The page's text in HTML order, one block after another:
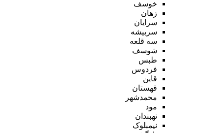
خوسف
زهان
سرایان
سربیشه
سه قلعه
شوسف
طبس
فردوس
قاین
قهستان
محمدشهر
مود
نهبندان
نیمبلوک